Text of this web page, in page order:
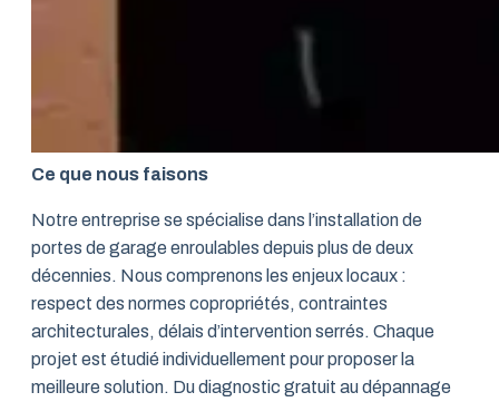
Ce que nous faisons
Notre entreprise se spécialise dans l’installation de
portes de garage enroulables depuis plus de deux
décennies. Nous comprenons les enjeux locaux :
respect des normes copropriétés, contraintes
architecturales, délais d’intervention serrés. Chaque
projet est étudié individuellement pour proposer la
meilleure solution. Du diagnostic gratuit au dépannage